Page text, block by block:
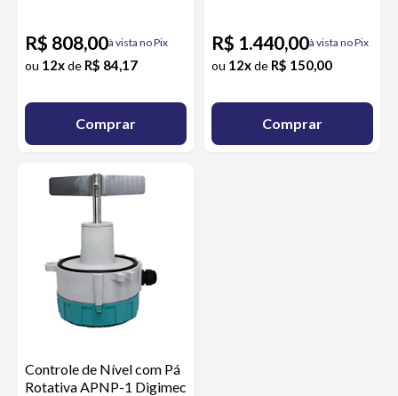
R$ 808,00à vista no Pix
ou 12xde R$ 84,17
Comprar
R$ 1.440,00à vista no Pix
ou 12xde R$ 150,00
Comprar
Controle de Nível com Pá
Rotativa APNP-1 Digimec